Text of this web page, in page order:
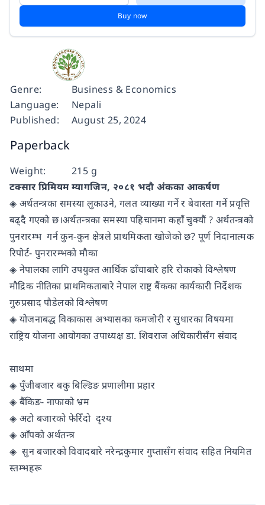
Buy now
Genre:
Business & Economics
Language:
Nepali
Published:
August 25, 2024
Paperback
Weight:
215 g
टक्सार प्रिमियम म्यागजिन, २०८१ भदौ अंकका आकर्षण
◈ अर्थतन्त्रका समस्या लुकाउने, गलत व्याख्या गर्ने र बेवास्ता गर्ने प्रवृत्ति
बढ्दै गएको छ।अर्थतन्त्रका समस्या पहिचानमा कहाँ चुक्यौं ? अर्थतन्त्रको
पुनरारम्भ गर्न कुन-कुन क्षेत्रले प्राथमिकता खोजेको छ? पूर्ण निदानात्मक
रिपोर्ट- पुनरारम्भको मौका
◈ नेपालका लागि उपयुक्त आर्थिक ढाँचाबारे हरि रोकाको विश्लेषण
मौद्रिक नीतिका प्राथमिकताबारे नेपाल राष्ट्र बैंकका कार्यकारी निर्देशक
गुरुप्रसाद पौडेलको विश्लेषण
◈ योजनाबद्ध विकाकास अभ्यासका कमजोरी र सुधारका विषयमा
राष्ट्रिय योजना आयोगका उपाध्यक्ष डा. शिवराज अधिकारीसँग संवाद
साथमा
◈ पुँजीबजार बकु बिल्डिङ प्रणालीमा प्रहार
◈ बैंकिङ- नाफाको भ्रम
◈ अटो बजारको फेरिँदो दृश्य
◈ आँपको अर्थतन्त्र
◈ सुन बजारको विवादबारे नरेन्द्रकुमार गुप्तासँग संवाद सहित नियमित
स्तम्भहरू